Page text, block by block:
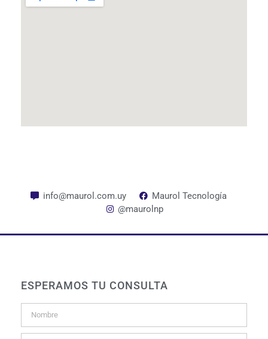
info@maurol.com.uy
Maurol Tecnología
@maurolnp
ESPERAMOS TU CONSULTA